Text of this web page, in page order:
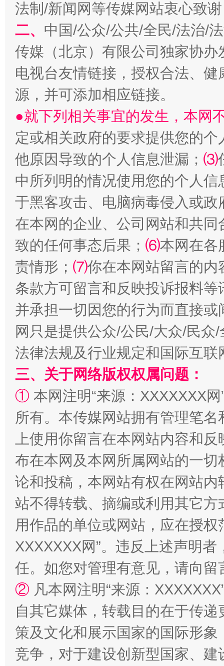
法制/新闻网等传媒网站衷心致
二、 中国/公众/公共/全民/法治/
传媒（北京）有限公司独家协
电视台友情链接，授权合法、
源，并可添加相应链接。
●就下列相关事宜的发生，本网
定或相关政府的要求提供您的个
他原因导致的个人信息泄漏； ⑶
中所列明的情况使用您的个人
于黑客攻击、电脑病毒侵入或
在本网的企业、公司网站和共
致的任何事态后果； ⑹本网在各
责情形； ⑺你在本网站留言的内
条款方可留言和反映投诉报料
并承担一切因您的行为而直接
网只是提供公众/公民/大众/民
法律法规及行业规定和国际互
三、关于网络版权权属问题：
① 本网注明“来源：XXXXXXX
所有。本传媒网站拥有管理笔
上使用你留言在本网站内容和
布在本网及本网所属网站的一
论和投稿，本网站有权在网站
站不得转载、摘编或利用其它
用作品的单位或网站，应在授
XXXXXXX网”。违反上述声明
任。如您对管理有意见，请向
② 凡本网注明“来源：
自其它媒体，转载目的在于传
策及文化和展示国家的国际形
竞争，对于建设创新型国家、